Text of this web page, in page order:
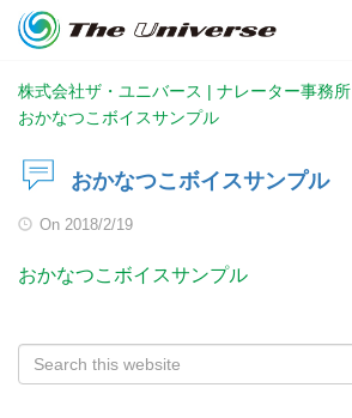
株式会社ザ・ユニバース | ナレーター事務所
おかなつこボイスサンプル
おかなつこボイスサンプル
On 2018/2/19
おかなつこボイスサンプル